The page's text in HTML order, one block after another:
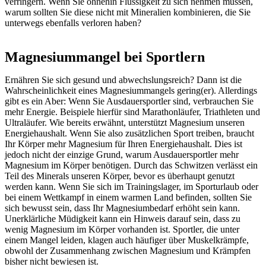
warum sollten Sie diese nicht mit Mineralien kombinieren, die Sie
unterwegs ebenfalls verloren haben?
Magnesiummangel bei Sportlern
Ernähren Sie sich gesund und abwechslungsreich? Dann ist die
Wahrscheinlichkeit eines Magnesiummangels gering(er). Allerdings
gibt es ein Aber: Wenn Sie Ausdauersportler sind, verbrauchen Sie
mehr Energie. Beispiele hierfür sind Marathonläufer, Triathleten und
Ultraläufer. Wie bereits erwähnt, unterstützt Magnesium unseren
Energiehaushalt. Wenn Sie also zusätzlichen Sport treiben, braucht
Ihr Körper mehr Magnesium für Ihren Energiehaushalt. Dies ist
jedoch nicht der einzige Grund, warum Ausdauersportler mehr
Magnesium im Körper benötigen. Durch das Schwitzen verlässt ein
Teil des Minerals unseren Körper, bevor es überhaupt genutzt
werden kann. Wenn Sie sich im Trainingslager, im Sporturlaub oder
bei einem Wettkampf in einem warmen Land befinden, sollten Sie
sich bewusst sein, dass Ihr Magnesiumbedarf erhöht sein kann.
Unerklärliche Müdigkeit kann ein Hinweis darauf sein, dass zu
wenig Magnesium im Körper vorhanden ist. Sportler, die unter
einem Mangel leiden, klagen auch häufiger über Muskelkrämpfe,
obwohl der Zusammenhang zwischen Magnesium und Krämpfen
bisher nicht bewiesen ist.